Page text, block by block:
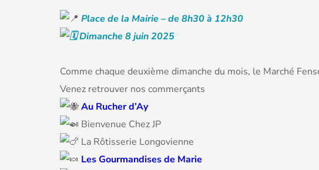
Place de la Mairie – de 8h30 à 12h30
Dimanche 8 juin 2025
Comme chaque deuxième dimanche du mois, le Marché
Venez retrouver nos commerçants
Au Rucher d’Ay
Bienvenue Chez JP
La Rôtisserie Longovienne
Les Gourmandises de Marie